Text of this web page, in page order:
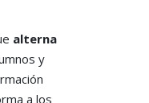
alterna
y
a los